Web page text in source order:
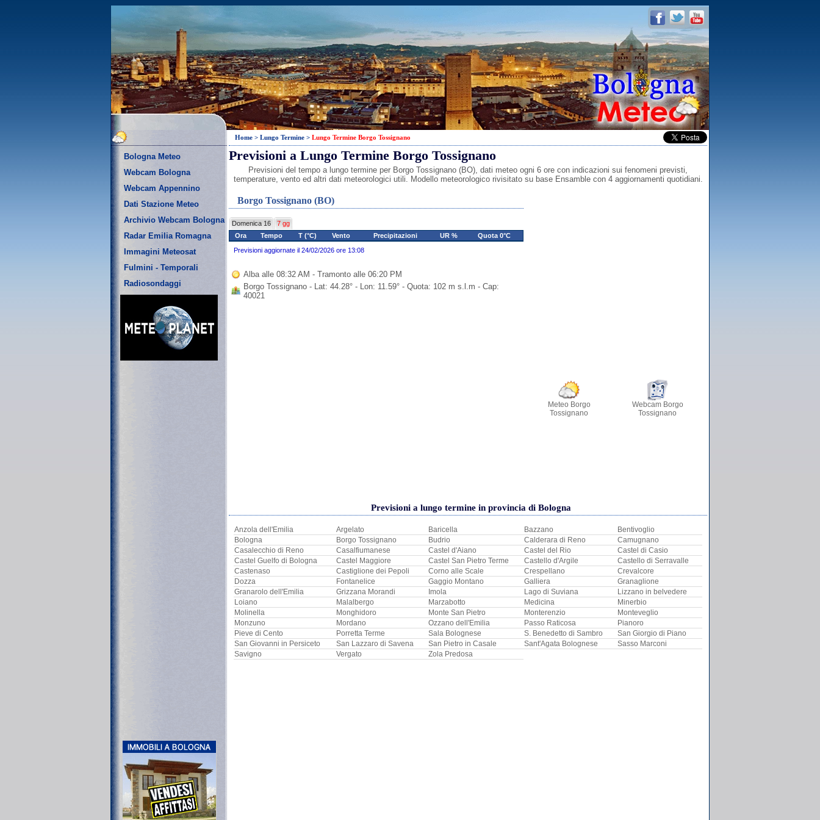
Bologna Meteo
Webcam Bologna
Webcam Appennino
Dati Stazione Meteo
Archivio Webcam Bologna
Radar Emilia Romagna
Immagini Meteosat
Fulmini - Temporali
Radiosondaggi
Home > Lungo Termine > Lungo Termine Borgo Tossignano
Previsioni a Lungo Termine Borgo Tossignano
Previsioni del tempo a lungo termine per Borgo Tossignano (BO), dati meteo ogni 6 ore con indicazioni sui fenomeni previsti,
temperature, vento ed altri dati meteorologici utili. Modello meteorologico rivisitato su base Ensamble con 4 aggiornamenti quotidiani.
Borgo Tossignano (BO)
Domenica 16
7 gg
Ora
Tempo T (°C) Vento Precipitazioni UR %
Quota 0°C
Previsioni aggiornate il 24/02/2026 ore 13:08
Alba alle 08:32 AM - Tramonto alle 06:20 PM
Borgo Tossignano - Lat: 44.28° - Lon: 11.59° - Quota: 102 m s.l.m - Cap:
40021
Meteo Borgo
Tossignano
Webcam Borgo
Tossignano
Previsioni a lungo termine in provincia di Bologna
Anzola dell'Emilia Argelato Baricella Bazzano
Bentivoglio
Bologna
Borgo Tossignano Budrio Calderara di Reno
Camugnano
Casalecchio di Reno
Casalfiumanese Castel d'Aiano Castel del Rio
Castel di Casio
Castel Guelfo di Bologna
Castel Maggiore Castel San Pietro Terme Castello d'Argile
Castello di Serravalle
Castenaso
Castiglione dei Pepoli Corno alle Scale Crespellano
Crevalcore
Dozza
Fontanelice Gaggio Montano Galliera
Granaglione
Granarolo dell'Emilia
Grizzana Morandi Imola Lago di Suviana
Lizzano in belvedere
Loiano
Malalbergo Marzabotto Medicina
Minerbio
Molinella
Monghidoro Monte San Pietro Monterenzio
Monteveglio
Monzuno
Mordano Ozzano dell'Emilia Passo Raticosa
Pianoro
Pieve di Cento
Porretta Terme Sala Bolognese S. Benedetto di Sambro
San Giorgio di Piano
San Giovanni in Persiceto
San Lazzaro di Savena San Pietro in Casale Sant'Agata Bolognese
Sasso Marconi
Savigno
Vergato Zola Predosa